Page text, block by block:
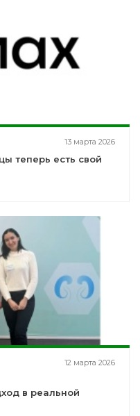
13 марта 2026
теперь есть свой
12 марта 2026
в реальной